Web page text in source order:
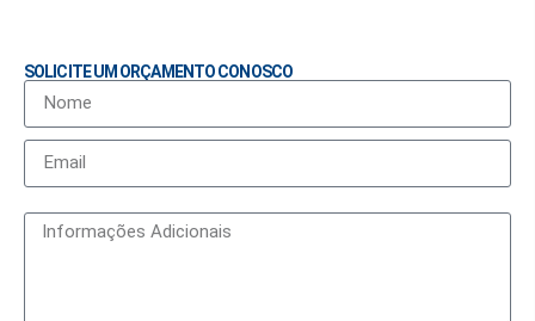
SOLICITE UM ORÇAMENTO CONOSCO